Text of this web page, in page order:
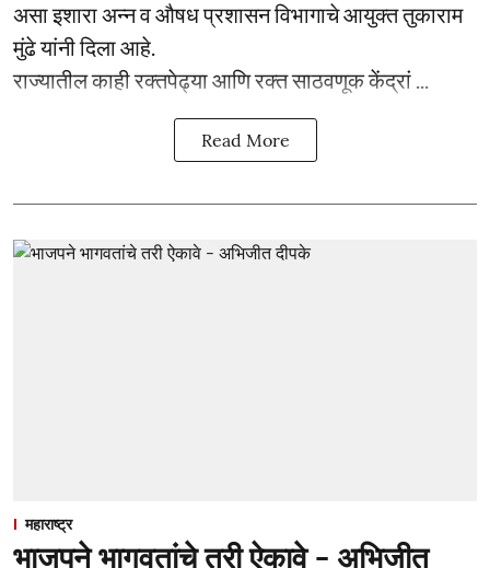
असा इशारा अन्न व औषध प्रशासन विभागाचे आयुक्त तुकाराम
मुंढे यांनी दिला आहे.
राज्यातील काही रक्तपेढ्या आणि रक्त साठवणूक केंद्रां ...
Read More
महाराष्ट्र
भाजपने भागवतांचे तरी ऐकावे - अभिजीत